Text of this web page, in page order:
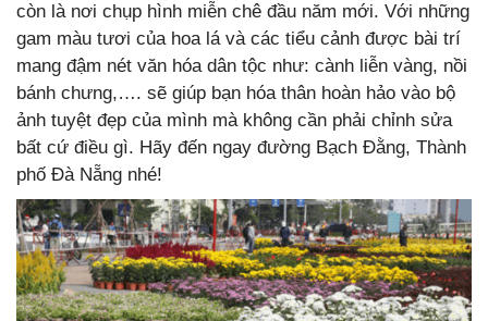
còn là nơi chụp hình miễn chê đầu năm mới. Với những
gam màu tươi của hoa lá và các tiểu cảnh được bài trí
mang đậm nét văn hóa dân tộc như: cành liễn vàng, nồi
bánh chưng,…. sẽ giúp bạn hóa thân hoàn hảo vào bộ
ảnh tuyệt đẹp của mình mà không cần phải chỉnh sửa
bất cứ điều gì. Hãy đến ngay đường Bạch Đằng, Thành
phố Đà Nẵng nhé!